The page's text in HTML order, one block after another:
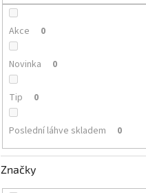
Akce 0
Novinka 0
Tip 0
Poslední láhve skladem 0
Značky